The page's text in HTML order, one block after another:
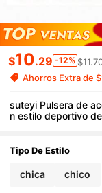
$10.29 -12%
Ahorros Extra de
suteyi Pulsera de
n estilo deportivo
equipo de fútbol,
Tipo De Estilo
chica chico